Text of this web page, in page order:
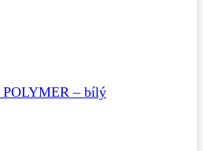
POLYMER – bílý